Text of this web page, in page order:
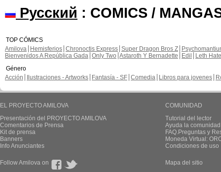
Русский : COMICS /
TOP CÓMICS
Amilova
Hemisferios Chronoctis Express Super Dragon Bros Z
Bienvenidos A República Gada Only Two Astaroth Y Bernadette Edil
Leth Hate
Género
Acción
Ilustraciones - Artworks Fantasía - SF Comedia Libros para jovenes
EL PROYECTO AMILOVA
Presentación del PROYECTO AMILOVA
Comentarios de Prensa
Kit de prensa
Banners
Info Anunciantes
COMUNIDAD
Tutorial del lector
Ayuda la
FAQ.Preguntas y
Moneda Virtual:
Condiciones de uso
Follow Amilova on Mapa del sitio